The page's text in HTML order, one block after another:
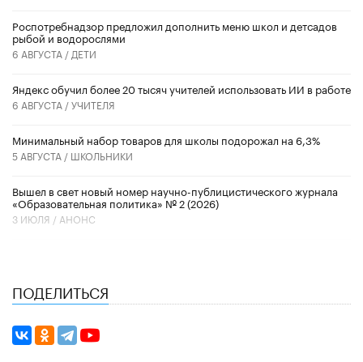
Роспотребнадзор предложил дополнить меню школ и детсадов
рыбой и водорослями
6 АВГУСТА / ДЕТИ
​Яндекс обучил более 20 тысяч учителей использовать ИИ в работе
6 АВГУСТА /УЧИТЕЛЯ
Минимальный набор товаров для школы подорожал на 6,3%
5 АВГУСТА / ШКОЛЬНИКИ
Вышел в свет новый номер научно-публицистического журнала
«Образовательная политика» № 2 (2026)
3 ИЮЛЯ / АНОНС
ПОДЕЛИТЬСЯ